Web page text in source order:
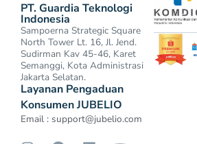
PT. Guardia Teknologi
Indonesia
Sampoerna Strategic Square
North Tower Lt. 16, Jl. Jend.
Sudirman Kav 45-46, Karet
Semanggi, Kota Administrasi
Jakarta Selatan.
Layanan Pengaduan
Konsumen JUBELIO
Email : support@jubelio.com